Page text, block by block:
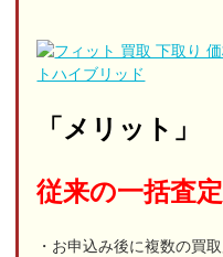
「メリット」
従来の一括査定
・お申込み後に複数の買